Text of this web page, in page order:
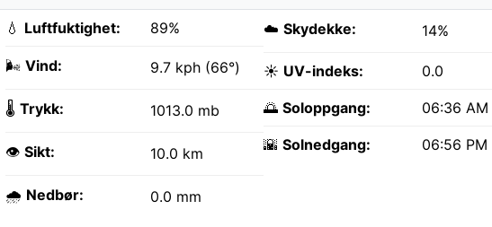
💧 Luftfuktighet: 89%
🌬️ Vind: 9.7 kph (66°)
🌡️ Trykk: 1013.0 mb
👁️ Sikt: 10.0 km
🌧️ Nedbør: 0.0 mm
☁️ Skydekke: 14%
☀️ UV-indeks: 0.0
🌅 Soloppgang: 06:36 AM
🌇 Solnedgang: 06:56 PM